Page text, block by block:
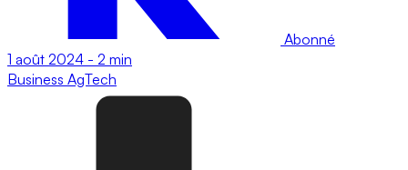
Abonné
1 août 2024 - 2 min
Business AgTech